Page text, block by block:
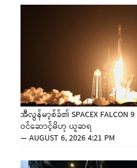
အီလွန်မာ့စ်ခ်၏ SPACEX
ဝင်ဆောင့်မိဟု ယူဆရ
—AUGUST 6, 2026 4:21 PM